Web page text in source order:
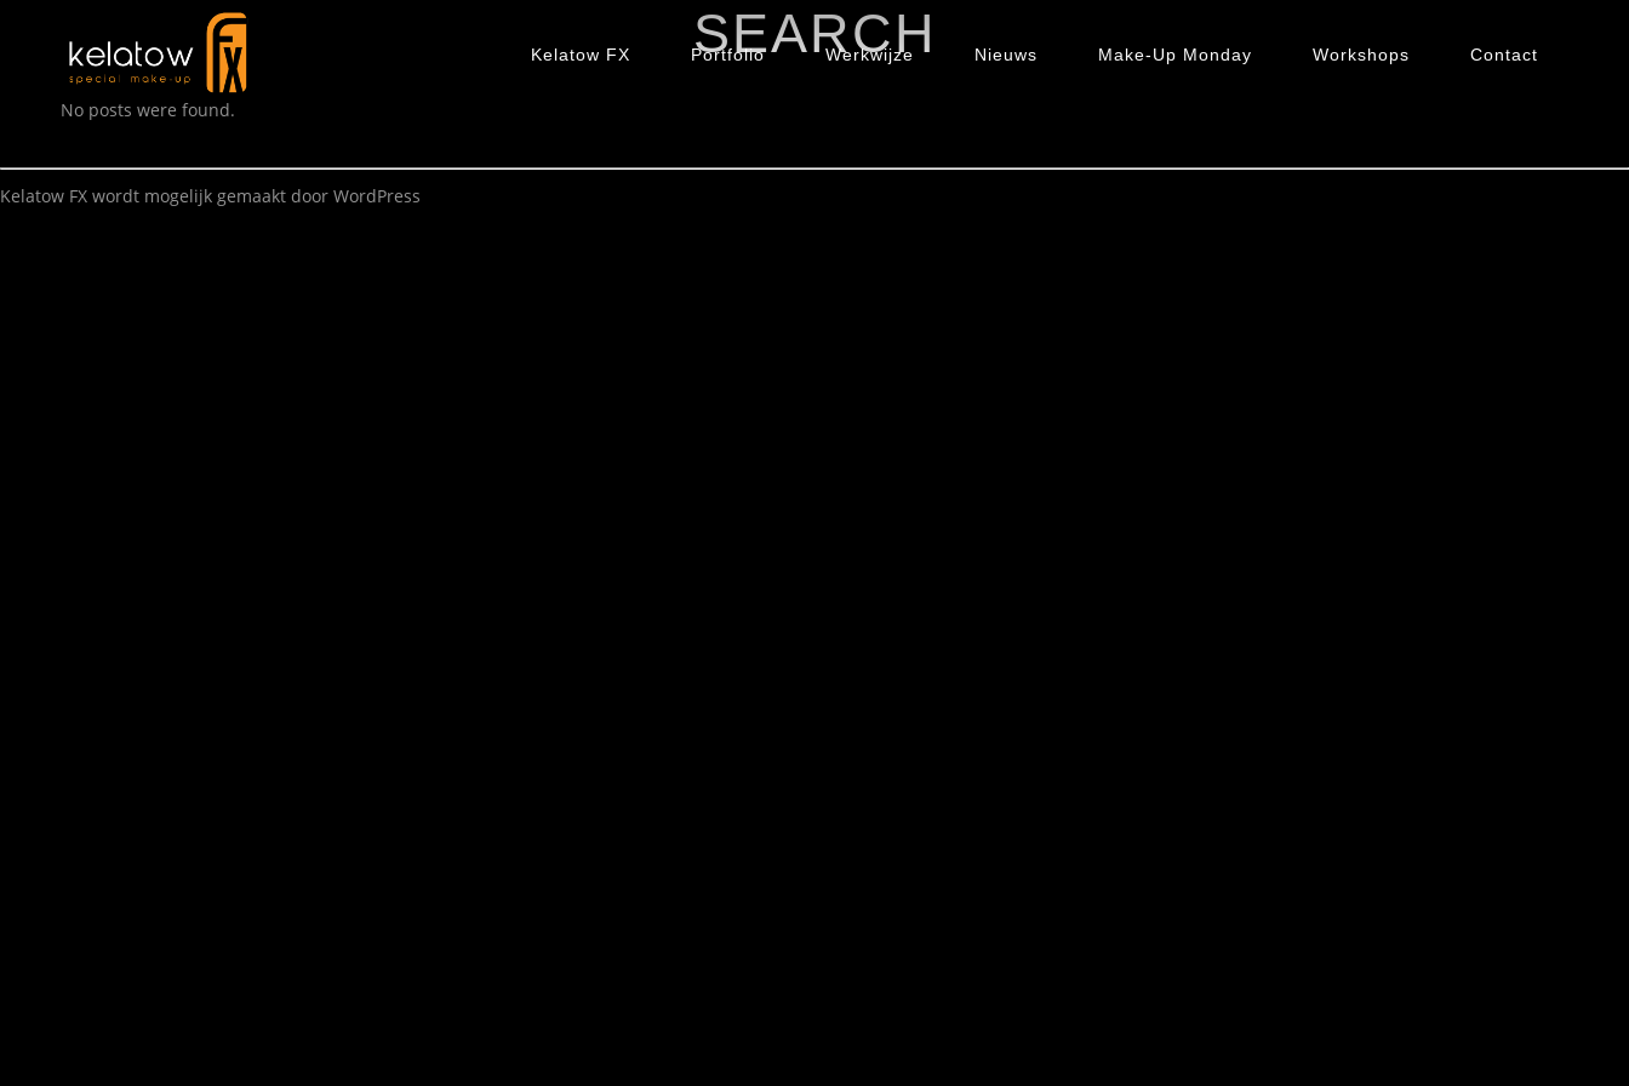
Kelatow FX Portfolio Werkwijze Nieuws Make-Up Monday Workshops Contact
SEARCH
No posts were found.
Kelatow FX wordt mogelijk gemaakt door WordPress